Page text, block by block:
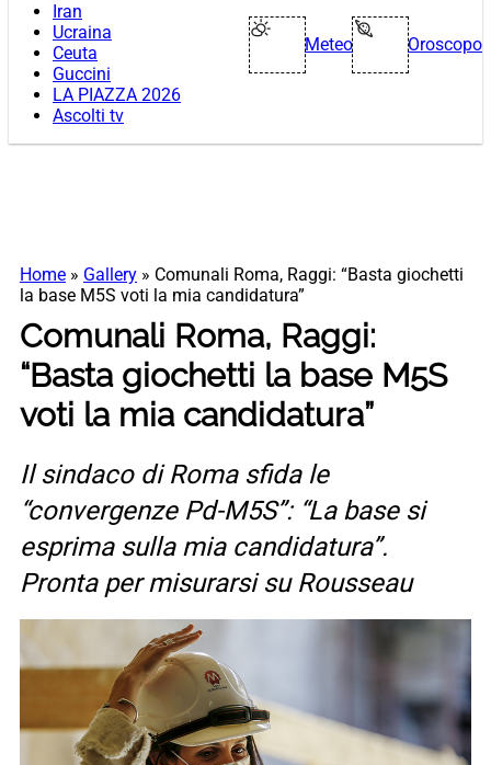
Iran
Ucraina
Ceuta
Guccini
LA PIAZZA 2026
Ascolti tv
Meteo Oroscopo
Home » Gallery » Comunali Roma, Raggi: “Basta giochetti
la base M5S voti la mia candidatura”
Comunali Roma, Raggi:
“Basta giochetti la base M5S
voti la mia candidatura”
Il sindaco di Roma sfida le
“convergenze Pd-M5S”: “La base si
esprima sulla mia candidatura”.
Pronta per misurarsi su Rousseau